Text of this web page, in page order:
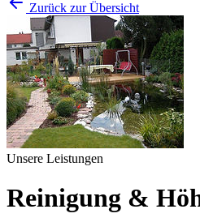
Zurück zur Übersicht
Unsere Leistungen
Reinigung &